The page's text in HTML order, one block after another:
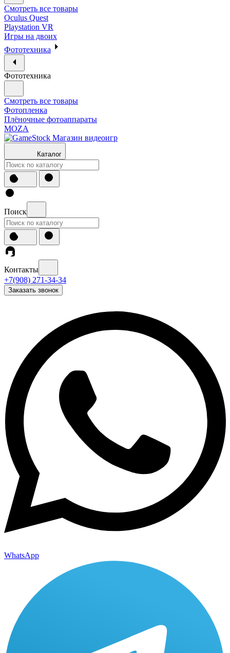
Смотреть все товары
Oculus Quest
Playstation VR
Игры на двоих
Фототехника
Фототехника
Смотреть все товары
Фотопленка
Плёночные фотоаппараты
MOZA
Каталог
Поиск
Контакты
+7(908) 271-34-34
Заказать звонок
WhatsApp